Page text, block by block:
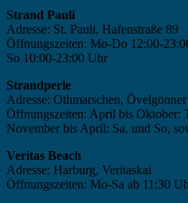
Strand Pauli
Adresse: St. Pauli, Hafenstraße 89
Öffnungszeiten: Mo-Do 12:00-
So 10:00-23:00 Uhr
Strandperle
Adresse: Othmarschen,
Öffnungszeiten: April bis Oktober:
November bis April: Sa. und So,
Veritas Beach
Adresse: Harburg, Veritaskai
Öffnungszeiten: Mo-Sa ab 11:30